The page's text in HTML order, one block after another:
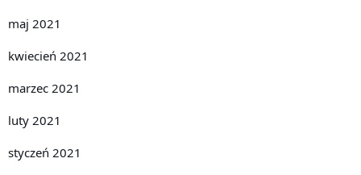
maj 2021
kwiecień 2021
marzec 2021
luty 2021
styczeń 2021